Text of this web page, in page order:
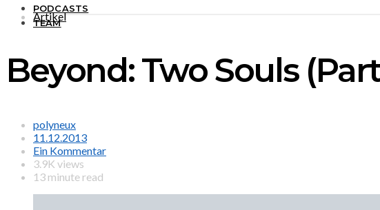
PODCASTS
TEAM
Artikel
Beyond: Two Souls
polyneux
11.12.2013
Ein Kommentar
3.9K views
13 minute read